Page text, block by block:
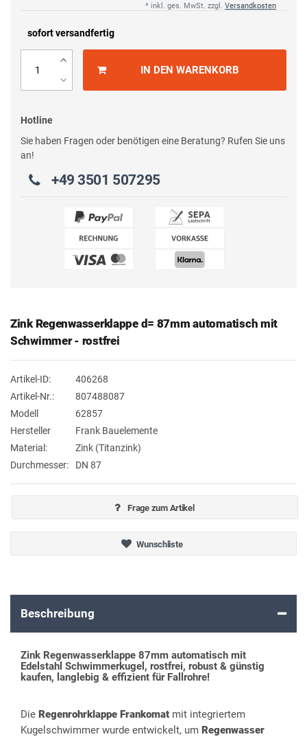
* inkl. ges. MwSt. zzgl. Versandkosten
sofort versandfertig
IN DEN WARENKORB
Hotline
Sie haben Fragen oder benötigen eine Beratung? Rufen Sie uns
an!
+49 3501 507295
Zink Regenwasserklappe d= 87mm automatisch mit
Schwimmer - rostfrei
Artikel-ID:
406268
Artikel-Nr.:
807488087
Modell
62857
Hersteller
Frank Bauelemente
Material:
Zink (Titanzink)
Durchmesser:
DN 87
Frage zum Artikel
Wunschliste
Beschreibung
Zink Regenwasserklappe 87mm automatisch mit
Edelstahl Schwimmerkugel, rostfrei, robust & günstig
kaufen, langlebig & effizient für Fallrohre!
Die Regenrohrklappe Frankomat mit integriertem
Kugelschwimmer wurde entwickelt, um Regenwasser